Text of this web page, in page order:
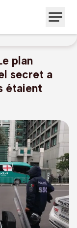
plan
secret a
étaient